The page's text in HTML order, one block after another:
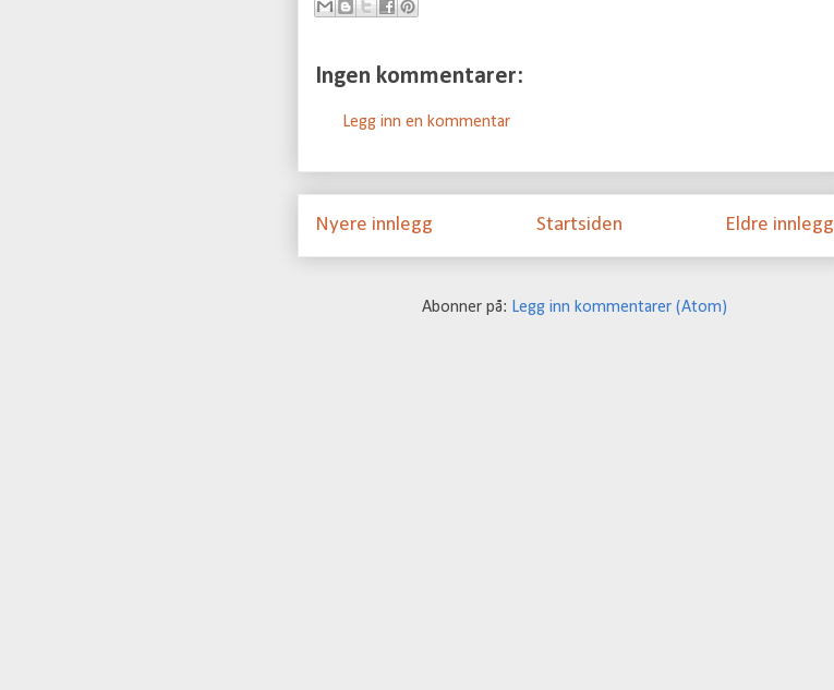
Ingen kommentarer:
Legg inn en kommentar
Nyere innlegg Eldre innlegg
Startsiden
Abonner på: Legg inn kommentarer (Atom)